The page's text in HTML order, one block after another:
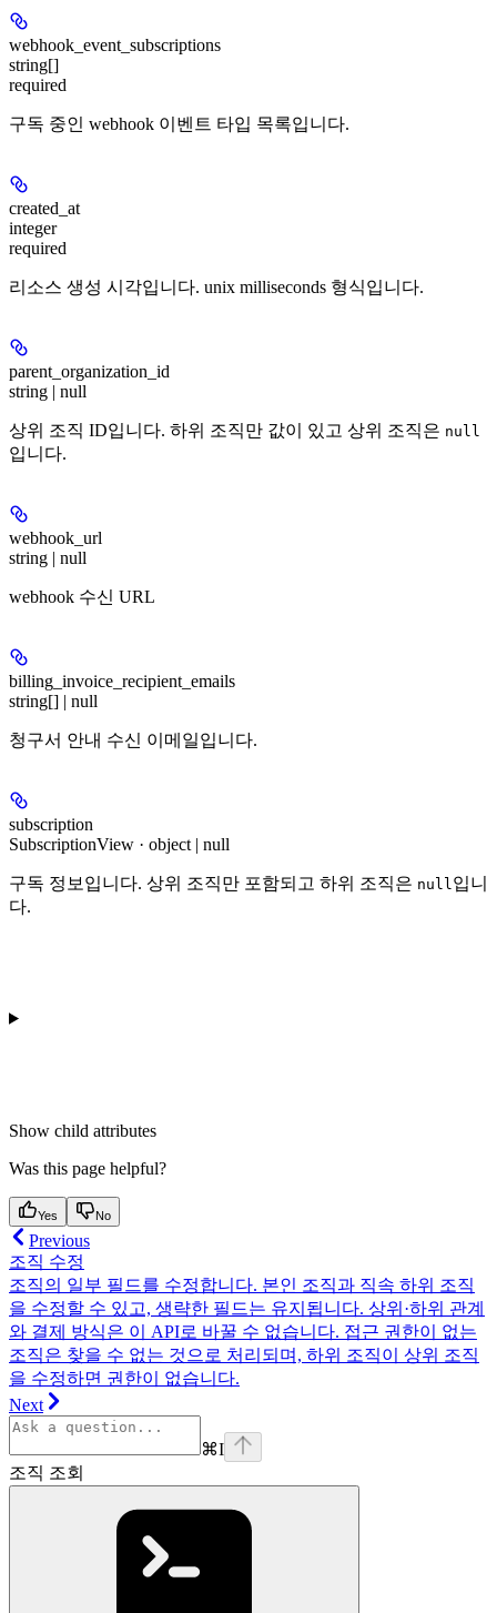
webhook_event_subscriptions
string[]
required
구독 중인 webhook 이벤트 타입 목록입니다.
created_at
integer
required
리소스 생성 시각입니다. unix milliseconds 형식입니다.
parent_organization_id
string | null
상위 조직 ID입니다. 하위 조직만 값이 있고 상위 조직은 null
입니다.
webhook_url
string | null
webhook 수신 URL
billing_invoice_recipient_emails
string[] | null
청구서 안내 수신 이메일입니다.
subscription
SubscriptionView · object | null
구독 정보입니다. 상위 조직만 포함되고 하위 조직은 null입니
다.
Show child attributes
Was this page helpful?
Yes No
Previous
조직 수정
조직의 일부 필드를 수정합니다. 본인 조직과 직속 하위 조직
을 수정할 수 있고, 생략한 필드는 유지됩니다. 상위·하위 관계
와 결제 방식은 이 API로 바꿀 수 없습니다. 접근 권한이 없는
조직은 찾을 수 없는 것으로 처리되며, 하위 조직이 상위 조직
을 수정하면 권한이 없습니다.
Next
⌘I
조직 조회